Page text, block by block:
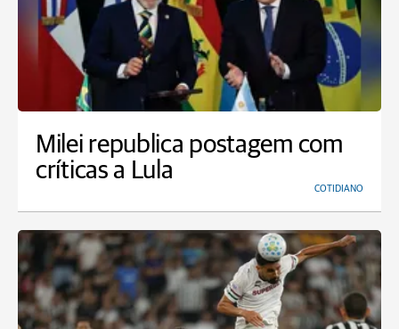
Milei republica postagem com
críticas a Lula
COTIDIANO